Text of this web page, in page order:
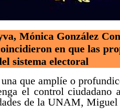
Mónica González
en que las
sistema electoral
que amplíe o
el control ciudadano
de la UNAM,